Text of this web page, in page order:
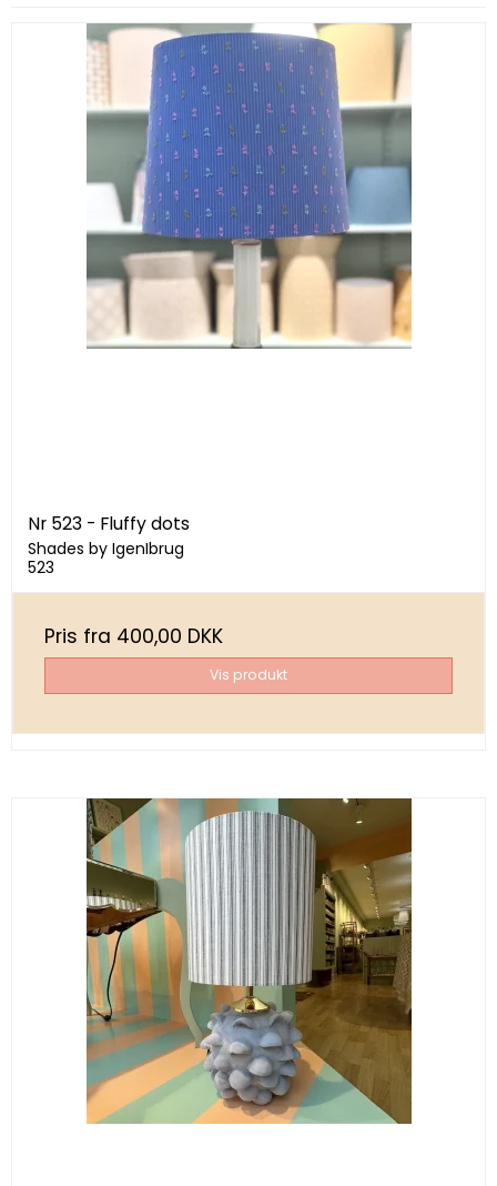
Nr 523 - Fluffy dots
Shades by IgenIbrug
523
Pris fra 400,00 DKK
Vis produkt